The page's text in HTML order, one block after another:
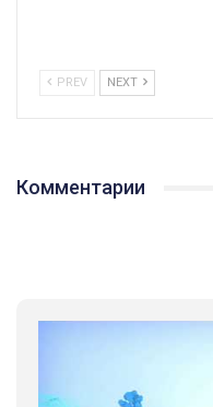
PREV NEXT
Комментарии